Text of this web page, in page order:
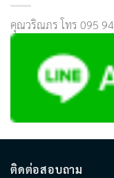
คุณวริณภร โทร 095
ติดต่อสอบถาม